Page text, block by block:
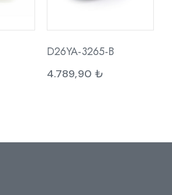
D26YA-3265-B
4.789,90 ₺